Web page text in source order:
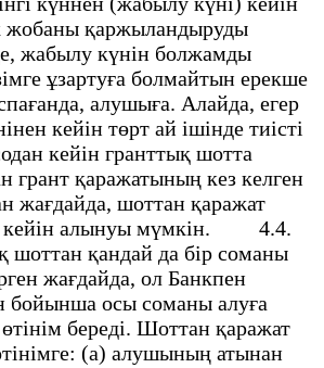
жобаны қаржыландыруды
жабылу күнін болжамды
ұзартуға болмайтын ерекше
алушыға. Алайда, егер
кейін төрт ай ішінде тиісті
кейін гранттық шотта
грант қаражатының кез келген
жағдайда, шоттан қаражат
кейін алынуы мүмкін. 4.4.
қандай да бір соманы
жағдайда, ол Банкпен
бойынша осы соманы алуға
береді. Шоттан қаражат
(а) алушының атынан